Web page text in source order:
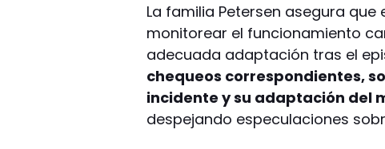
La familia Petersen asegura
monitorear el funcionamiento
adecuada adaptación tras el
chequeos correspondientes,
incidente y su adaptación del
despejando especulaciones